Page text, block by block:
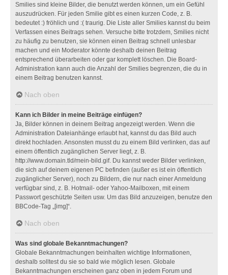
Smilies sind kleine Bilder, die benutzt werden können, um ein Gefühl
auszudrücken. Für jeden Smilie gibt es einen kurzen Code, z. B.
bedeutet :) fröhlich und :( traurig. Die Liste aller Smilies kannst du beim
Verfassen eines Beitrags sehen. Versuche bitte trotzdem, Smilies nicht
zu häufig zu benutzen, sie können einen Beitrag schnell unlesbar
machen und ein Moderator könnte deshalb deinen Beitrag
entsprechend überarbeiten oder gar komplett löschen. Die Board-
Administration kann auch die Anzahl der Smilies begrenzen, die du in
einem Beitrag benutzen kannst.
Nach oben
Kann ich Bilder in meine Beiträge einfügen?
Ja, Bilder können in deinem Beitrag angezeigt werden. Wenn die
Administration Dateianhänge erlaubt hat, kannst du das Bild auch
direkt hochladen. Ansonsten musst du zu einem Bild verlinken, das auf
einem öffentlich zugänglichen Server liegt, z. B.
http://www.domain.tld/mein-bild.gif. Du kannst weder Bilder verlinken,
die sich auf deinem eigenen PC befinden (außer es ist ein öffentlich
zugänglicher Server), noch zu Bildern, die nur nach einer Anmeldung
verfügbar sind, z. B. Hotmail- oder Yahoo-Mailboxen, mit einem
Passwort geschützte Seiten usw. Um das Bild anzuzeigen, benutze den
BBCode-Tag „[img]“.
Nach oben
Was sind globale Bekanntmachungen?
Globale Bekanntmachungen beinhalten wichtige Informationen,
deshalb solltest du sie so bald wie möglich lesen. Globale
Bekanntmachungen erscheinen ganz oben in jedem Forum und